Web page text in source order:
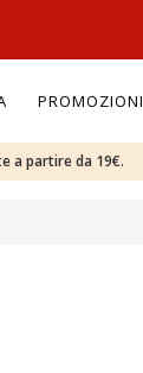
PROMOZIONI
a partire da 19€.